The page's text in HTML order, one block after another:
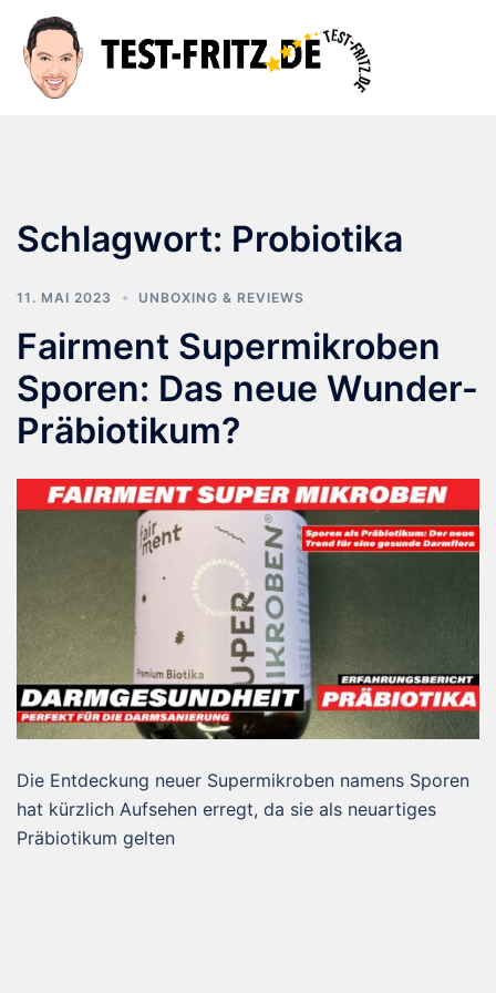
Inhalt
springen
Schlagwort: Probiotika
11. MAI 2023 UNBOXING & REVIEWS
Fairment Supermikroben
Sporen: Das neue Wunder-
Präbiotikum?
Die Entdeckung neuer Supermikroben namens Sporen
hat kürzlich Aufsehen erregt, da sie als neuartiges
Präbiotikum gelten